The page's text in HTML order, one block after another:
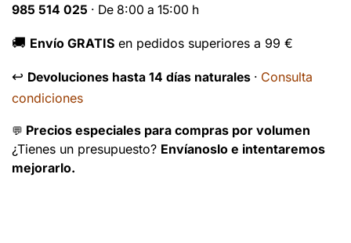
985 514 025 · De 8:00 a 15:00 h
🚚 Envío GRATIS en pedidos superiores a 99 €
↩️ Devoluciones hasta 14 días naturales · Consulta
condiciones
💬 Precios especiales para compras por volumen
¿Tienes un presupuesto? Envíanoslo e intentaremos
mejorarlo.